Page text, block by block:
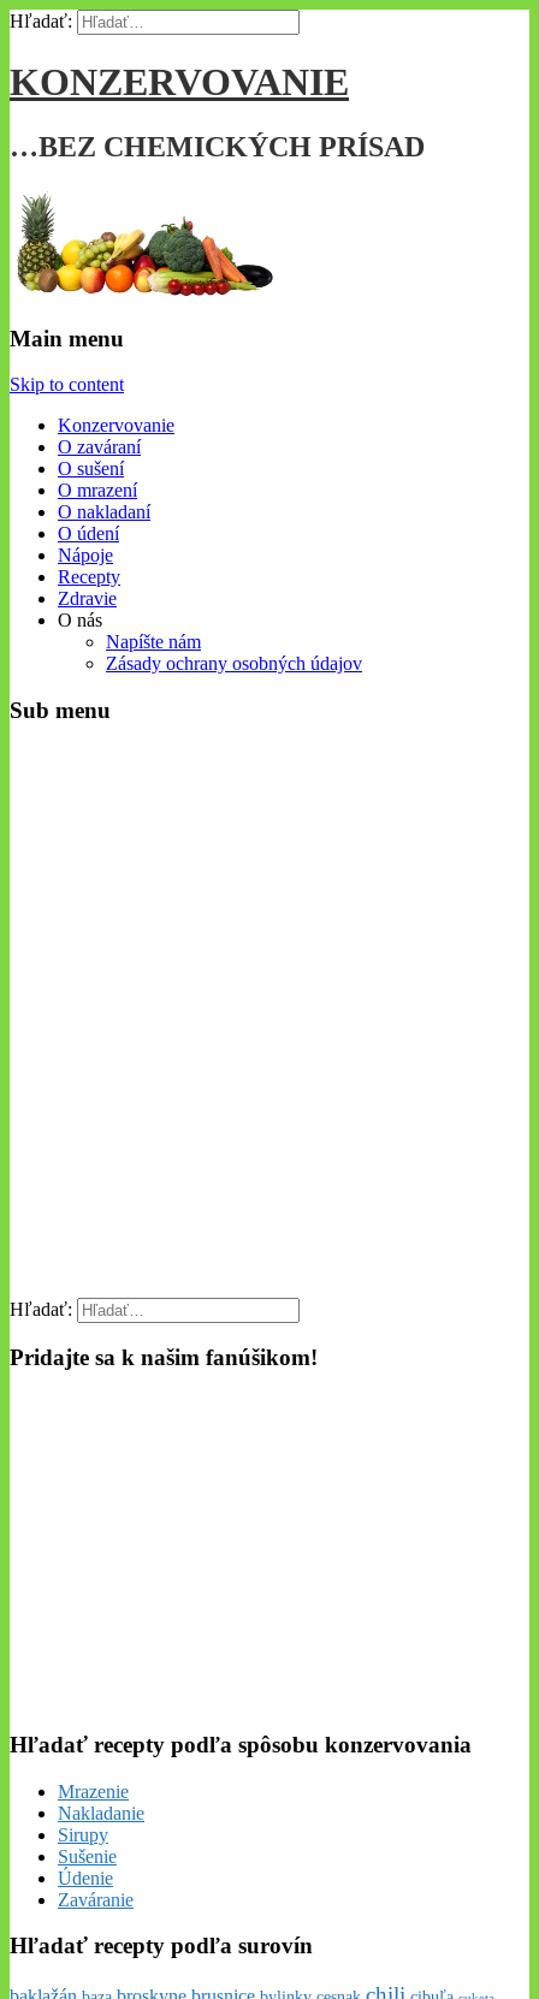
Hľadať:
KONZERVOVANIE
…BEZ CHEMICKÝCH PRÍSAD
Main menu
Skip to content
Konzervovanie
O zaváraní
O sušení
O mrazení
O nakladaní
O údení
Nápoje
Recepty
Zdravie
O nás
Napíšte nám
Zásady ochrany osobných údajov
Sub menu
Hľadať:
Pridajte sa k našim fanúšikom!
Hľadať recepty podľa spôsobu konzervovania
Mrazenie
Nakladanie
Sirupy
Sušenie
Údenie
Zaváranie
Hľadať recepty podľa surovín